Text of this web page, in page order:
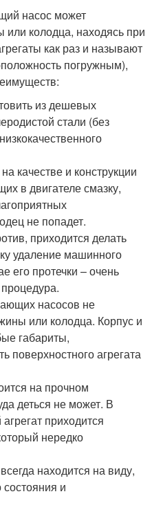
насос может
или колодца, находясь при
как раз и называют
погружным),
из дешевых
стали (без
качестве и конструкции
в двигателе смазку,
не попадет.
приходится делать
удаление машинного
его протечки – очень
насосов не
или колодца. Корпус и
габариты,
поверхностного агрегата
на прочном
деться не может. В
приходится
нередко
находится на виду,
состояния и